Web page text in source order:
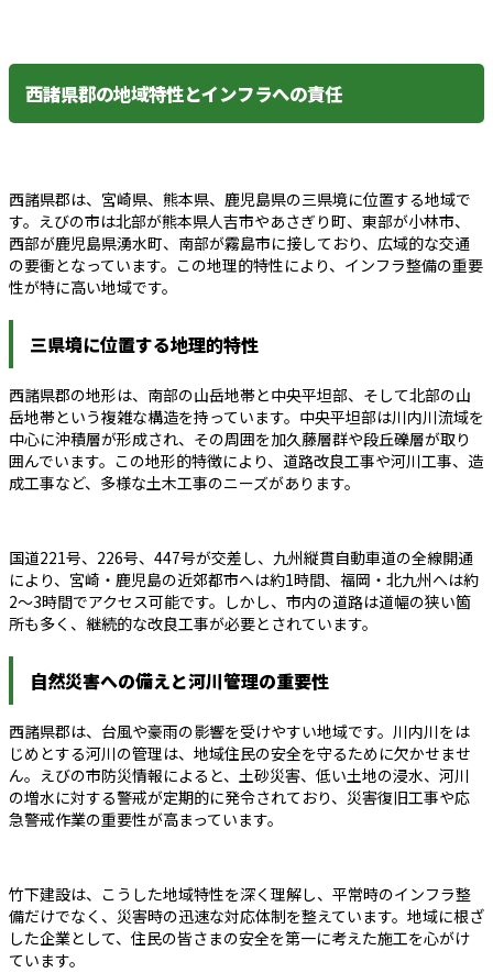
西諸県郡の地域特性とインフラへの責任
西諸県郡は、宮崎県、熊本県、鹿児島県の三県境に位置する地域で
す。えびの市は北部が熊本県人吉市やあさぎり町、東部が小林市、
西部が鹿児島県湧水町、南部が霧島市に接しており、広域的な交通
の要衝となっています。この地理的特性により、インフラ整備の重要
性が特に高い地域です。
三県境に位置する地理的特性
西諸県郡の地形は、南部の山岳地帯と中央平坦部、そして北部の山
岳地帯という複雑な構造を持っています。中央平坦部は川内川流域を
中心に沖積層が形成され、その周囲を加久藤層群や段丘礫層が取り
囲んでいます。この地形的特徴により、道路改良工事や河川工事、造
成工事など、多様な土木工事のニーズがあります。
国道221号、226号、447号が交差し、九州縦貫自動車道の全線開通
により、宮崎・鹿児島の近郊都市へは約1時間、福岡・北九州へは約
2～3時間でアクセス可能です。しかし、市内の道路は道幅の狭い箇
所も多く、継続的な改良工事が必要とされています。
自然災害への備えと河川管理の重要性
西諸県郡は、台風や豪雨の影響を受けやすい地域です。川内川をは
じめとする河川の管理は、地域住民の安全を守るために欠かせませ
ん。えびの市防災情報によると、土砂災害、低い土地の浸水、河川
の増水に対する警戒が定期的に発令されており、災害復旧工事や応
急警戒作業の重要性が高まっています。
竹下建設は、こうした地域特性を深く理解し、平常時のインフラ整
備だけでなく、災害時の迅速な対応体制を整えています。地域に根ざ
した企業として、住民の皆さまの安全を第一に考えた施工を心がけ
ています。